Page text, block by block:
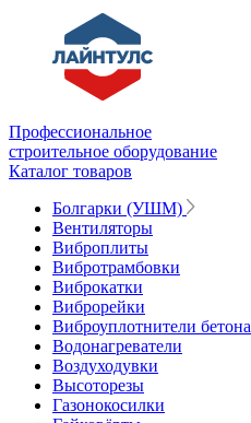
Профессиональное
строительное оборудование
Каталог товаров
Болгарки (УШМ)
Вентиляторы
Виброплиты
Вибротрамбовки
Виброкатки
Виброрейки
Виброуплотнители бетона
Водонагреватели
Воздуходувки
Высоторезы
Газонокосилки